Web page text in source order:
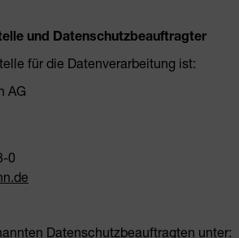
und Datenschutzbeauftragter
für die Datenverarbeitung ist:
AG
0
Datenschutzbeauftragten unter: